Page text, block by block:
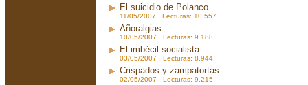
El suicidio de Polanco
11/05/2007 Lecturas: 10.557
Añoralgias
10/05/2007 Lecturas: 9.188
El imbécil socialista
03/05/2007 Lecturas: 8.944
Crispados y zampatortas
02/05/2007 Lecturas: 9.215